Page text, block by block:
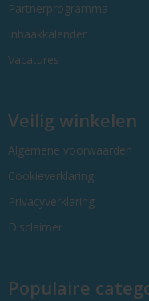
Partnerprogramma
Inhaakkalender
Vacatures
Veilig winkelen
Algemene voorwaarden
Cookieverklaring
Privacyverklaring
Disclaimer
Populaire